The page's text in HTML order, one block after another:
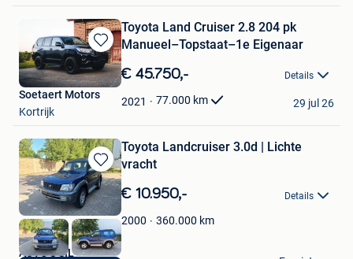
Bewaren
in
Mijn
Favorieten
Toyota Land Cruiser 2.8 204 pk
Manueel–Topstaat–1e Eigenaar
€ 45.750,- Details
2021 77.000 km
Soetaert Motors
Kortrijk
29 jul 26
Bewaren
in
Mijn
Favorieten
Toyota Landcruiser 3.0d | Lichte
vracht
€ 10.950,- Details
2000 360.000 km
AUTO'S SIL